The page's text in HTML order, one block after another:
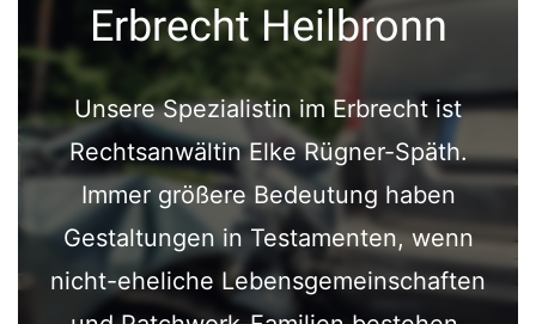
Erbrecht Heilbronn
Unsere Spezialistin im Erbrecht ist
Rechtsanwältin Elke Rügner-Späth.
Immer größere Bedeutung haben
Gestaltungen in Testamenten, wenn
nicht-eheliche Lebensgemeinschaften